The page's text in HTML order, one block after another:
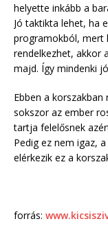
helyette inkább a
Jó taktikta lehet, ha
programokból, mert
rendelkezhet, akkor
majd. Így mindenki
Ebben a
sokszor az ember
tartja felelősnek
Pedig ez nem igaz,
elérkezik ez a
forrás: